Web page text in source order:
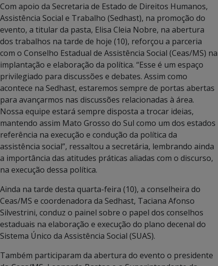
Com apoio da Secretaria de Estado de Direitos Humanos,
Assistência Social e Trabalho (Sedhast), na promoção do
evento, a titular da pasta, Elisa Cleia Nobre, na abertura
dos trabalhos na tarde de hoje (10), reforçou a parceria
com o Conselho Estadual de Assistência Social (Ceas/MS) na
implantação e elaboração da política. “Esse é um espaço
privilegiado para discussões e debates. Assim como
acontece na Sedhast, estaremos sempre de portas abertas
para avançarmos nas discussões relacionadas à área.
Nossa equipe estará sempre disposta a trocar ideias,
mantendo assim Mato Grosso do Sul como um dos estados
referência na execução e condução da política da
assistência social”, ressaltou a secretária, lembrando ainda
a importância das atitudes práticas aliadas com o discurso,
na execução dessa política.
Ainda na tarde desta quarta-feira (10), a conselheira do
Ceas/MS e coordenadora da Sedhast, Taciana Afonso
Silvestrini, conduz o painel sobre o papel dos conselhos
estaduais na elaboração e execução do plano decenal do
Sistema Único da Assistência Social (SUAS).
Também participaram da abertura do evento o presidente